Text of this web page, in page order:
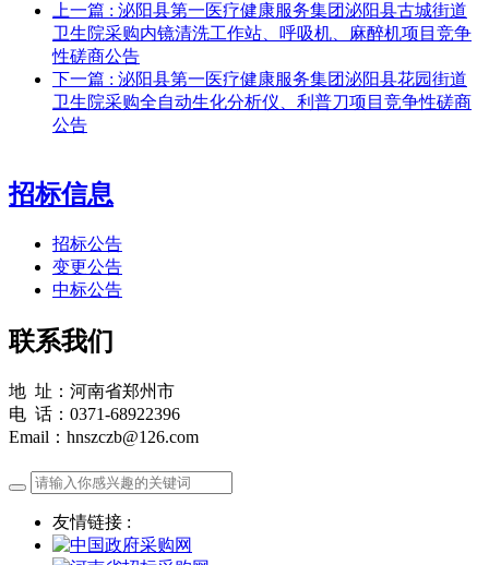
上一篇 : 泌阳县第一医疗健康服务集团泌阳县古城街道
卫生院采购内镜清洗工作站、呼吸机、麻醉机项目竞争
性磋商公告
下一篇 : 泌阳县第一医疗健康服务集团泌阳县花园街道
卫生院采购全自动生化分析仪、利普刀项目竞争性磋商
公告
招标信息
招标公告
变更公告
中标公告
联系我们
地 址：河南省郑州市
电 话：0371-68922396
Email：hnszczb@126.com
友情链接 :